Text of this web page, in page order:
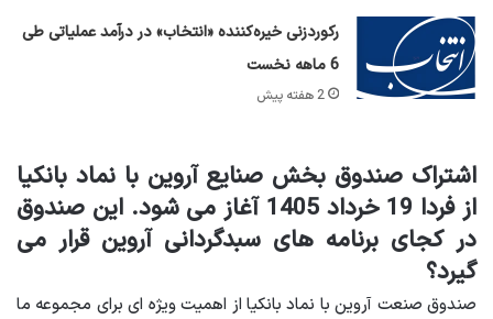
رکوردزنی خیره‌کننده «انتخاب» در درآمد عملیاتی طی
6 ماهه نخست
2 هفته پیش
اشتراک صندوق بخش صنایع آروین با نماد بانکیا
از فردا 19 خرداد 1405 آغاز می شود. این صندوق
در کجای برنامه های سبدگردانی آروین قرار می
گیرد؟
صندوق صنعت آروین با نماد بانکیا از اهمیت ویژه ای برای مجموعه ما